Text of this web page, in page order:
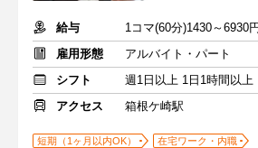
給与
1コマ(60分)1430～6930円
雇用形態
アルバイト・パート
シフト
週1日以上 1日1時間以上
アクセス
箱根ケ崎駅
短期（1ヶ月以内OK）
在宅ワーク・内職